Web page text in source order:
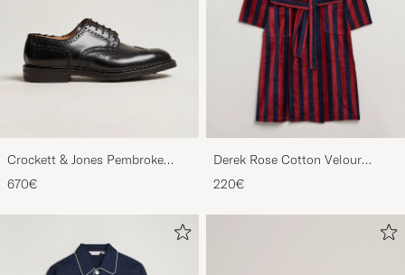
Crockett & Jones Pembroke
Derbys Black Calf
670€
Derek Rose Cotton Velour
Striped Gown Red/Blue
220€